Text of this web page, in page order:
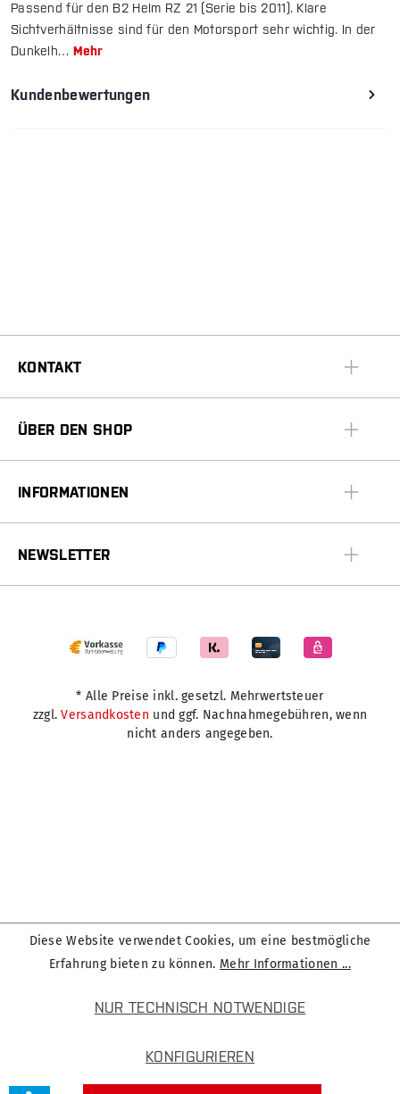
Passend für den B2 Helm RZ 21 (Serie bis 2011). Klare
Sichtverhältnisse sind für den Motorsport sehr wichtig. In der
Dunkelh… Mehr
Kundenbewertungen
KONTAKT
ÜBER DEN SHOP
INFORMATIONEN
NEWSLETTER
* Alle Preise inkl. gesetzl. Mehrwertsteuer
zzgl.Versandkosten und ggf. Nachnahmegebühren, wenn
nicht anders angegeben.
Diese Website verwendet Cookies, um eine bestmögliche
Erfahrung bieten zu können. Mehr Informationen ...
NUR TECHNISCH NOTWENDIGE
KONFIGURIEREN